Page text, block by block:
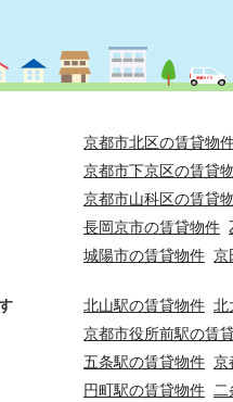
京都市北区の賃貸物
京都市下京区の賃貸
京都市山科区の賃貸
長岡京市の賃貸物件
城陽市の賃貸物件 京
北山駅の賃貸物件 北
京都市役所前駅の賃
五条駅の賃貸物件 京
円町駅の賃貸物件